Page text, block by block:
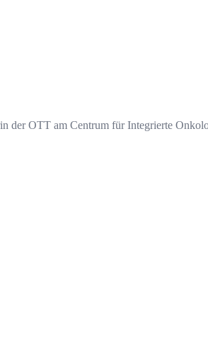
der OTT am Centrum für Integrierte